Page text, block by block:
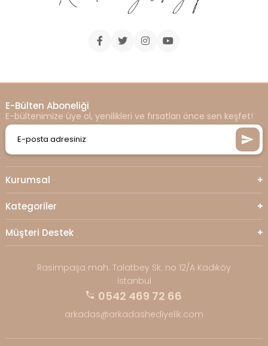
Rasimpaşa mah. Talatbey Sk. no 12/A Kadıköy
İstanbul
0542 469 72 66
arkadas@arkadashediyelik.com
Kurumsal
Kategoriler
Müşteri Destek
E-Bülten Aboneliği
E-bültenimize üye ol, yenilikleri ve fırsatları önce sen keşfet!